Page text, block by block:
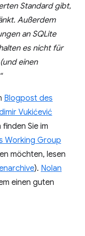
Standard gibt,
Außerdem
an SQLite
es nicht für
einen
Blogpost des
Vukićević
Sie im
Working Group
möchten, lesen
). Nolan
einen guten